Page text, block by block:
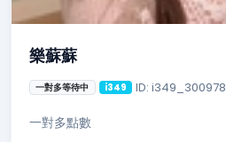
樂蘇蘇
一對多等待中 i349 ID: i349_300978
一對多點數